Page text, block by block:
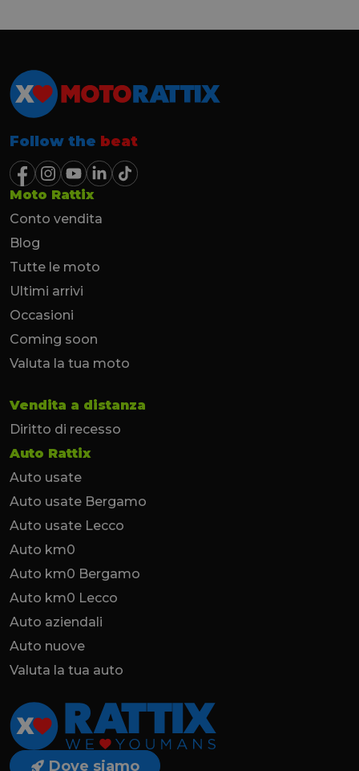
Follow the beat
Moto Rattix
Conto vendita
Blog
Tutte le moto
Ultimi arrivi
Occasioni
Coming soon
Valuta la tua moto
Vendita a distanza
Diritto di recesso
Auto Rattix
Auto usate
Auto usate Bergamo
Auto usate Lecco
Auto km0
Auto km0 Bergamo
Auto km0 Lecco
Auto aziendali
Auto nuove
Valuta la tua auto
Dove siamo